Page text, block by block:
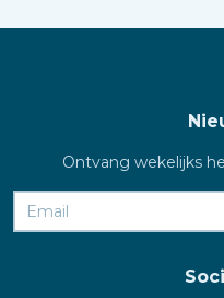
Ontvang wekelijks